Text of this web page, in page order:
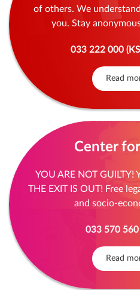
of others. We
you. Stay
033 222 000
Read
Center
YOU ARE NOT GUILTY!
THE EXIT IS OUT! Free
and socio-
033 570
Read